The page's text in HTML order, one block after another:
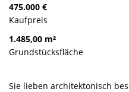
475.000 €
Kaufpreis
1.485,00 m²
Grundstücksfläche
Sie lieben architektonisch